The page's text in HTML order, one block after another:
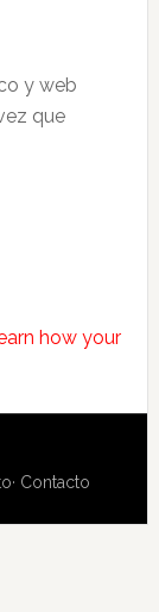
y web
que
how your
· Contacto